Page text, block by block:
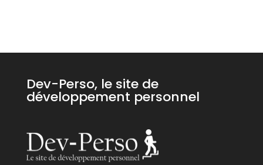
Dev-Perso, le site de
développement personnel